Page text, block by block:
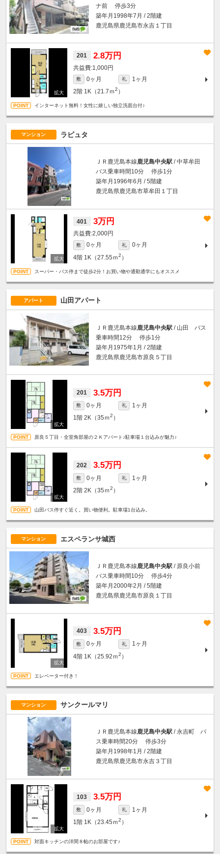
ナ前 停歩3分
築年月1998年7月 / 2階建
鹿児島県鹿児島市永吉１丁目
201 2.8万円
1,000円
敷 0ヶ月 礼
1ヶ月
2階 1K（21.7ｍ2 ）
インターネット無料！女性に嬉しい独立洗面台付♪
マンション ラピュタ
ＪＲ鹿児島本線鹿児島中央駅 / 中草牟田
バス乗車時間10分 停歩1分
築年月1996年6月 / 5階建
鹿児島県鹿児島市草牟田１丁目
401 3万円
2,000円
敷 0ヶ月 礼
0ヶ月
4階 1K（27.55ｍ2 ）
スーパー・バス停まで徒歩2分！お買い物や通勤通学にもオススメ
アパート 山田アパート
ＪＲ鹿児島本線鹿児島中央駅 / 山田 バス
乗車時間12分 停歩1分
築年月1975年1月 / 2階建
鹿児島県鹿児島市原良５丁目
201 3.5万円
敷 0ヶ月 礼
1ヶ月
1階 2K（35ｍ2 ）
原良５丁目・全室角部屋の２Ｋアパート♪駐車場１台込みが魅力♪
202 3.5万円
敷 0ヶ月 礼
1ヶ月
2階 2K（35ｍ2 ）
山田バス停すぐ近く。買い物便利。駐車場1台込み。
マンション エスペランサ城西
ＪＲ鹿児島本線鹿児島中央駅 / 原良小前
バス乗車時間10分 停歩4分
築年月2000年2月 / 5階建
鹿児島県鹿児島市原良１丁目
403 3.5万円
敷 0ヶ月 礼
1ヶ月
4階 1K（25.92ｍ2 ）
エレベーター付き！
マンション サンクールマリ
ＪＲ鹿児島本線鹿児島中央駅 / 永吉町 バ
ス乗車時間20分 停歩3分
築年月1998年1月 / 2階建
鹿児島県鹿児島市永吉３丁目
103 3.5万円
敷 0ヶ月 礼
1ヶ月
1階 1K（23.45ｍ2 ）
対面キッチンの洋間８帖のお部屋です♪